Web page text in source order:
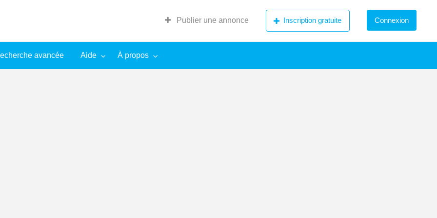
Publier une annonce Inscription gratuite Connexion
avancée Aide À propos